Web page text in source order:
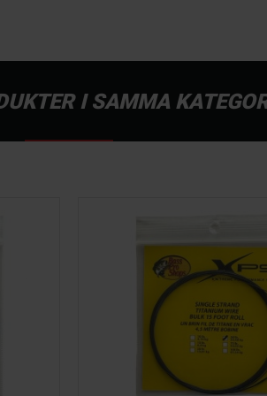
I SAMMA